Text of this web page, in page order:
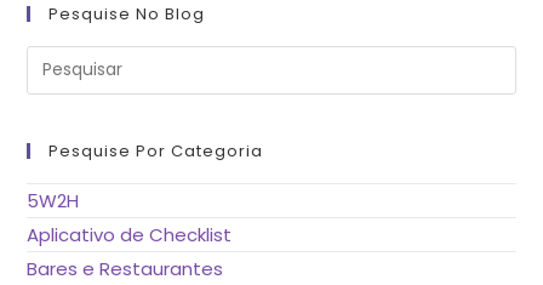
Pesquise No Blog
Pesquise Por Categoria
5W2H
Aplicativo de Checklist
Bares e Restaurantes